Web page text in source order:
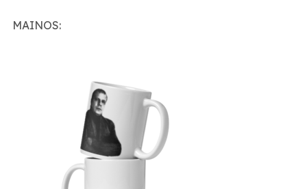
MAINOS: